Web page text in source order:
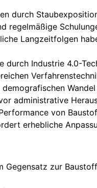
durch
regelmäßige
Langzeitfolgen
Industrie 4.0-
administrative
von
erhebliche
Gegensatz zur